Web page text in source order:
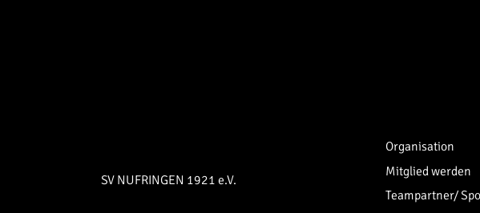
SV NUFRINGEN 1921 e.V.
Organisation
Mitglied werden
Teampartner/